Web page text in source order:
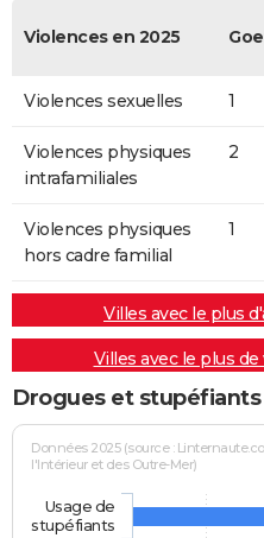
Violences en 2025
Violences sexuelles 1
Violences physiques
intrafamiliales
2
Violences physiques
hors cadre familial
1
Villes avec le plus
Villes avec le plus
Drogues et
Données 2025 (source :
l'Intérieur et des Outre-Mer)
Usage de
stupéfiants